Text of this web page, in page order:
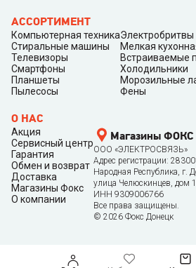
АССОРТИМЕНТ
Компьютерная техника
Стиральные машины
Телевизоры
Смартфоны
Планшеты
Пылесосы
Электробритвы
Мелкая
Встраиваемые
Холодильники
Морозильные
Фены
О НАС
Акция
Сервисный центр
Гарантия
Обмен и возврат
Доставка
Магазины Фокс
О компании
Магазины ФОКС
ООО «ЭЛЕКТРОСВЯЗЬ»
Адрес регистрации:
Народная Республика, г.
улица Челюскинцев, дом
ИНН 9309006766
Все права защищены.
© 2026 Фокс Донецк